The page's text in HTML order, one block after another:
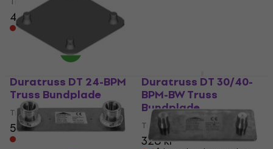
4.569 kr
Kun på bestilling
Duratruss DT 24-BPM
Truss Bundplade
Truss Bundplade
502 kr
Duratruss DT 30/40-
BPM-BW Truss
Bundplade
Truss Bundplade
328 kr